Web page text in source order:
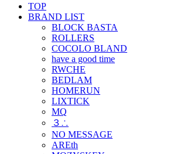
TOP
BRAND LIST
BLOCK BASTA
ROLLERS
COCOLO BLAND
have a good time
RWCHE
BEDLAM
HOMERUN
LIXTICK
MQ
３∴
NO MESSAGE
AREth